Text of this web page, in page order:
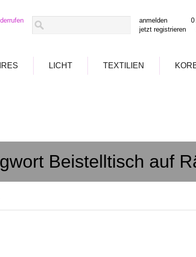
anmelden
jetzt registrieren
0
LICHT TEXTILIEN
Beistelltisch auf